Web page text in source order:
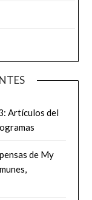
Artículos del
de My